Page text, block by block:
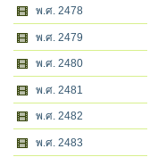
พ.ศ. 2478
พ.ศ. 2479
พ.ศ. 2480
พ.ศ. 2481
พ.ศ. 2482
พ.ศ. 2483